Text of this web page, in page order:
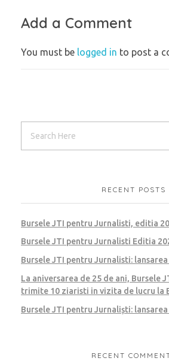
Add a Comment
You must be logged in to post a
RECENT POSTS
Bursele JTI pentru Jurnalisti, editia
Bursele JTI pentru Jurnalisti Editia
Bursele JTI pentru Jurnalisti:
La aniversarea de 25 de ani, Bursele
trimite 10 ziaristi in vizita de lucru la
Bursele JTI pentru Jurnaliști:
RECENT